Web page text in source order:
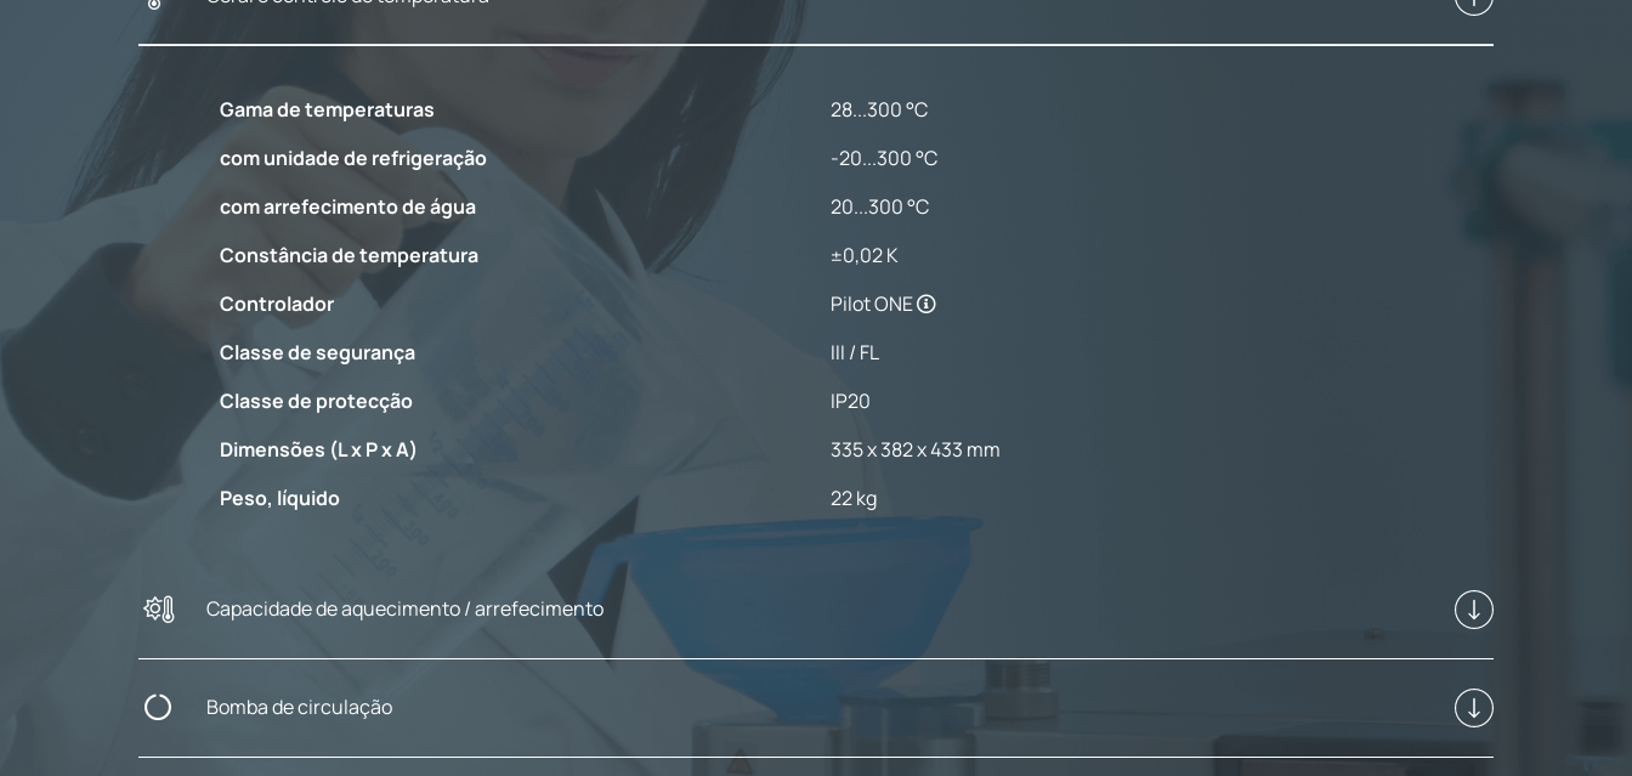
Gama de temperaturas
28...300 °C
com unidade de refrigeração
-20...300 °C
com arrefecimento de água
20...300 °C
Constância de temperatura
±0,02 K
Controlador
Pilot ONE
Classe de segurança
III / FL
Classe de protecção
IP20
Dimensões (L x P x A)
335 x 382 x 433 mm
Peso, líquido
22 kg
Capacidade de aquecimento / arrefecimento
Bomba de circulação